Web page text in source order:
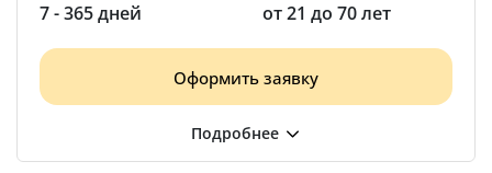
7 - 365 дней от 21 до 70 лет
Оформить заявку